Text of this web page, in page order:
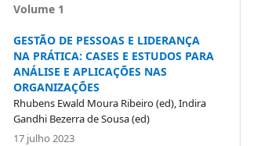
Volume 1
GESTÃO DE PESSOAS E LIDERANÇA
NA PRÁTICA: CASES E ESTUDOS PARA
ANÁLISE E APLICAÇÕES NAS
ORGANIZAÇÕES
Rhubens Ewald Moura Ribeiro (ed), Indira
Gandhi Bezerra de Sousa (ed)
17 julho 2023